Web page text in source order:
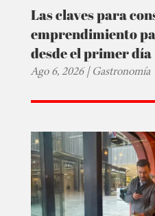
Las claves para
emprendimiento
desde el primer día
Ago 6, 2026|Gastronomía